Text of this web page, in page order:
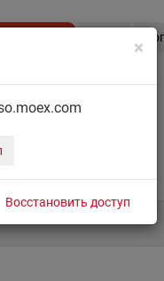
НОВОСТНЫЕ ЛЕНТЫ
×
Восстановить доступ